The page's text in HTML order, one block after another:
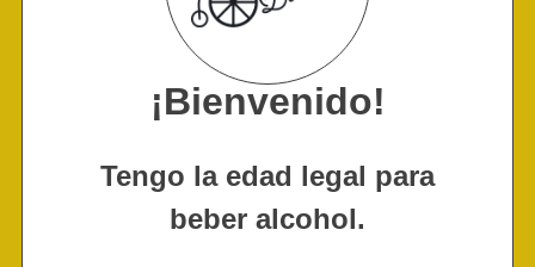
¡Bienvenido!
Tengo la edad legal para
beber alcohol.